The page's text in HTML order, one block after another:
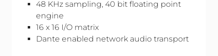
48 KHz sampling, 40 bit floating point
engine
16 x 16 I/O matrix
Dante enabled network audio transport